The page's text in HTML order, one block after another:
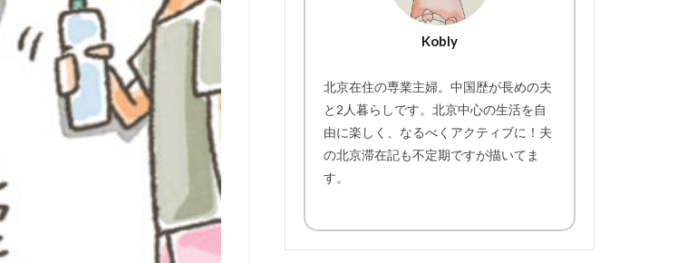
Kobly
北京在住の専業主婦。中国歴が長めの夫
と2人暮らしです。北京中心の生活を自
由に楽しく、なるべくアクティブに！夫
の北京滞在記も不定期ですが描いてま
す。